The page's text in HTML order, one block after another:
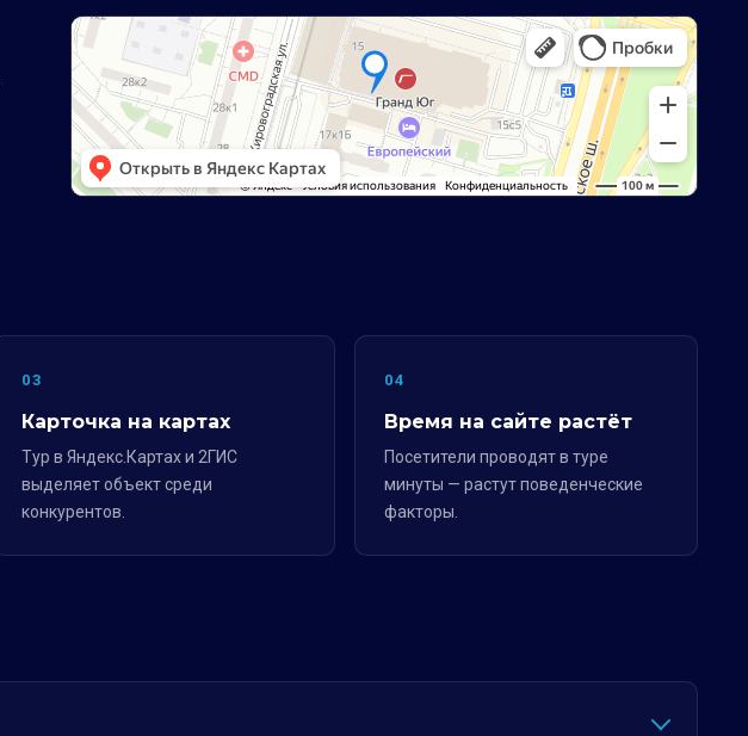
03
Карточка на картах
Тур в Яндекс.Картах и 2ГИС
выделяет объект среди
конкурентов.
04
Время на сайте растёт
Посетители проводят в туре
минуты — растут поведенческие
факторы.